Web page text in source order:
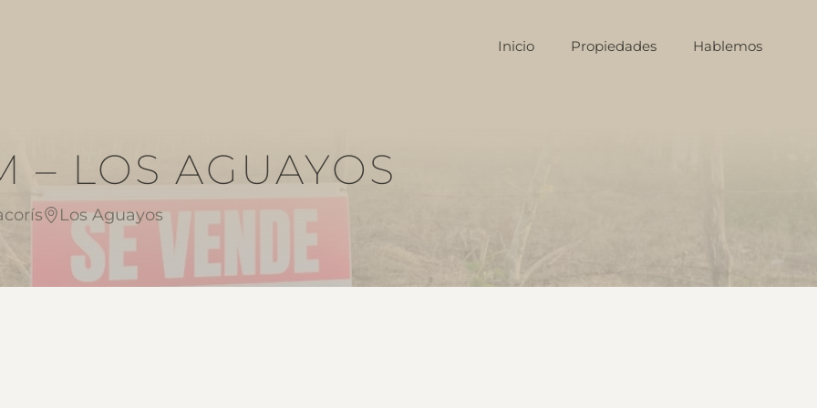
Inicio Propiedades Hablemos
– LOS AGUAYOS
Los Aguayos